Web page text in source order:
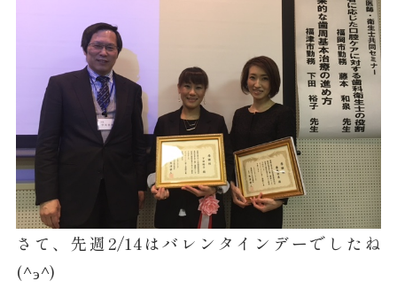
さて、先週2/14はバレンタインデーでしたね
(^э^)